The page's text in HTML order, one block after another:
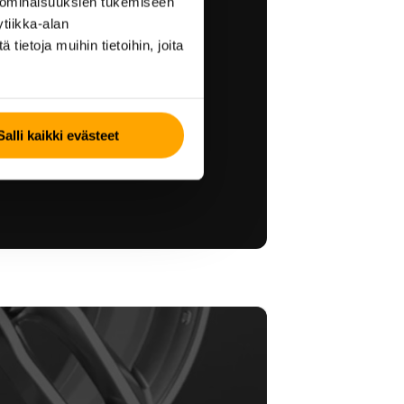
alan
tietoja muihin tietoihin, joita
kaikki evästeet
renkaiden vaihdot,
ja säilytyksen aina